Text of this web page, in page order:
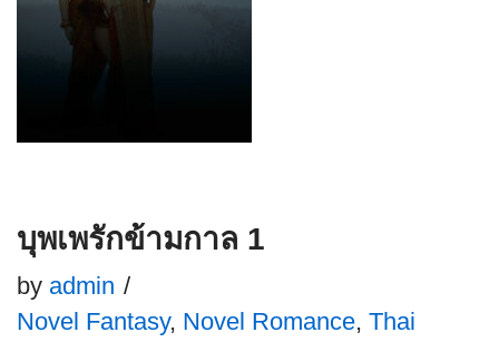
บุพเพรักข้ามกาล 1
by admin
Novel Fantasy, Novel Romance, Thai